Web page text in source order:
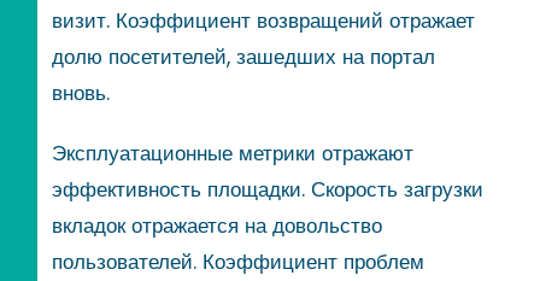
визит. Коэффициент возвращений отражает
долю посетителей, зашедших на портал
вновь.
Эксплуатационные метрики отражают
эффективность площадки. Скорость загрузки
вкладок отражается на довольство
пользователей. Коэффициент проблем